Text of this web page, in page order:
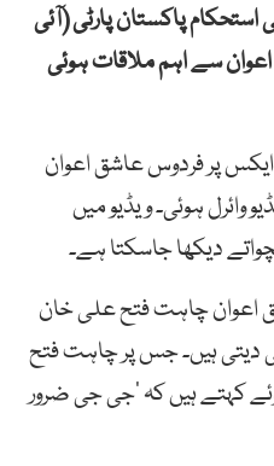
پاکستان پارٹی (آئی
سے اہم ملاقات ہوئی
پر فردوس عاشق اعوان
وائرل ہوئی۔ ویڈیو میں
دیکھا جاسکتا ہے۔
اعوان چاہت فتح علی خان
دیتی ہیں۔ جس پر چاہت فتح
کہتے ہیں کہ ‘جی جی ضرور